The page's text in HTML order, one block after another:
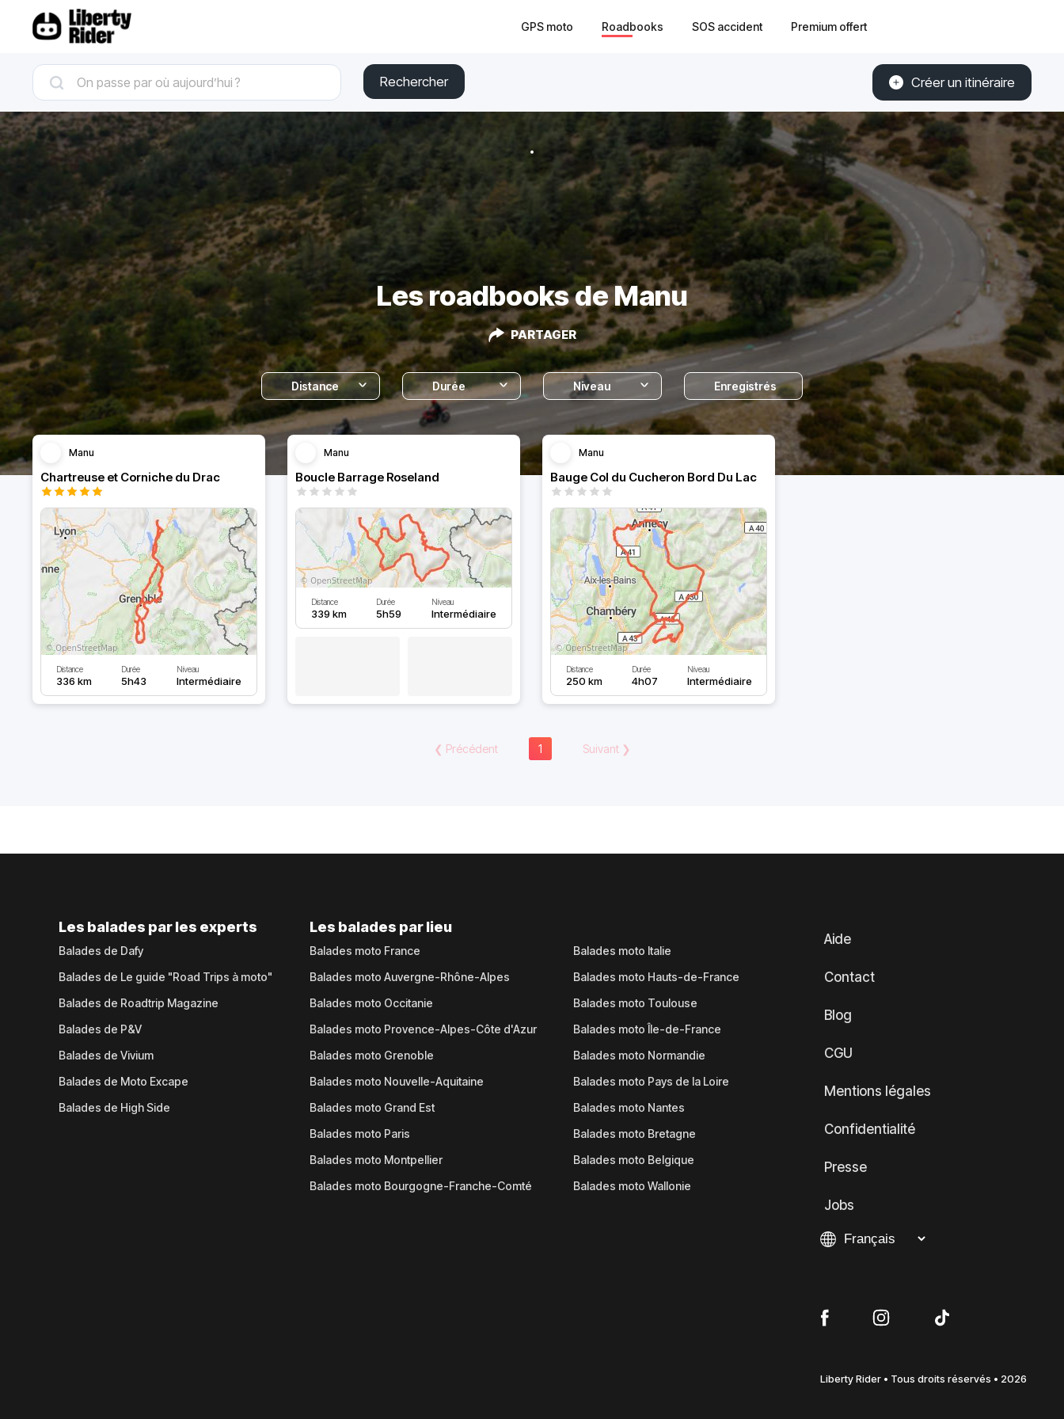
GPS moto Roadbooks SOS accident Premium offert
Rechercher Créer un itinéraire
Les roadbooks de Manu
PARTAGER
Distance Durée Niveau Enregistrés
Manu
Chartreuse et Corniche du Drac
Distance
336 km
Durée
5h43
Niveau
Intermédiaire
Manu
Boucle Barrage Roseland
Distance
339 km
Durée
5h59
Niveau
Intermédiaire
Manu
Bauge Col du Cucheron Bord Du Lac
Distance
250 km
Durée
4h07
Niveau
Intermédiaire
❮ Précédent 1 Suivant❯
Les balades par les experts
Balades de Dafy
Balades de Le guide "Road Trips à moto"
Balades de Roadtrip Magazine
Balades de P&V
Balades de Vivium
Balades de Moto Excape
Balades de High Side
Les balades par lieu
Balades moto France
Balades moto Auvergne-Rhône-Alpes
Balades moto Occitanie
Balades moto Provence-Alpes-Côte d'Azur
Balades moto Grenoble
Balades moto Nouvelle-Aquitaine
Balades moto Grand Est
Balades moto Paris
Balades moto Montpellier
Balades moto Bourgogne-Franche-Comté
Balades moto Italie
Balades moto Hauts-de-France
Balades moto Toulouse
Balades moto Île-de-France
Balades moto Normandie
Balades moto Pays de la Loire
Balades moto Nantes
Balades moto Bretagne
Balades moto Belgique
Balades moto Wallonie
Aide
Contact
Blog
CGU
Mentions légales
Confidentialité
Presse
Jobs
Liberty Rider • Tous droits réservés • 2026